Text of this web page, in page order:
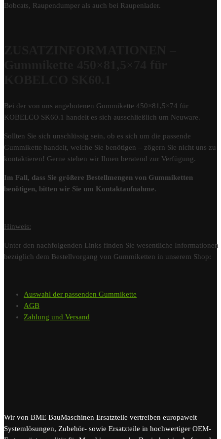
Bobcats, Raupendumper als auch bei Raupenlader.
Bei der von uns angebotenen Gummikette 450×81,5×74 für
KOBELCO SK60.1 handelt es sich ausschließlich um Neuware.
Sollten Sie sich unschlüssig sein, ob es sich um die passende
Gummikette handelt, welche Sie benötigen – zögern Sie nicht uns zu
kontaktieren! Gerne stehen wir Ihnen beratend zur Verfügung.
Im Fall, dass Sie größere Bestellmengen von Gummiketten
benötigen, bitten wir Sie um Kontaktaufnahme.
Hinweis:
Unter den nachfolgenden Links finden Sie wesentliche Informationen
bezüglich dem Bestellvorgang von Gummiketten in unserem Shop:
Auswahl der passenden Gummikette
AGB
Zahlung und Versand
Wir von BME BauMaschinen Ersatzteile vertreiben europaweit
Systemlösungen, Zubehör- sowie Ersatzteile in hochwertiger OEM-